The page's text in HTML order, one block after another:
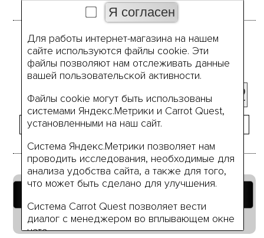
Размеры
42
44 46 48 50 52
Добавить в корзину
Руководство по размерам
Для работы интернет-магазина на нашем
сайте используются файлы cookie. Эти
файлы позволяют нам отслеживать данные
вашей пользовательской активности.
Файлы cookie могут быть использованы
системами Яндекс.Метрики и Carrot Quest,
установленными на наш сайт.
Система Яндекс.Метрики позволяет нам
проводить исследования, необходимые для
анализа удобства сайта, а также для того,
что может быть сделано для улучшения.
Система Carrot Quest позволяет вести
диалог с менеджером во вплывающем окне
чата.